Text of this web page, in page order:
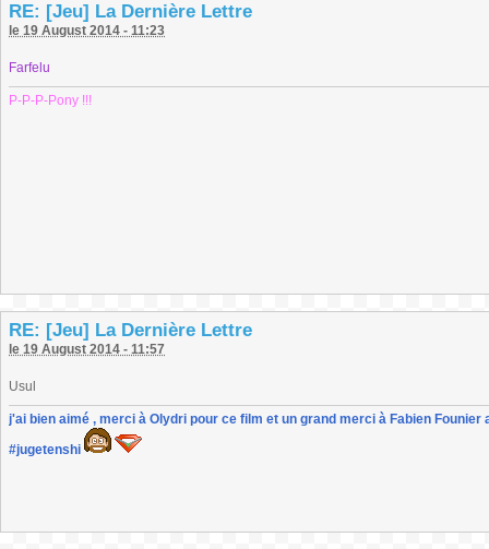
RE: [Jeu] La Dernière Lettre
le 19 August 2014 - 11:23
Farfelu
P-P-P-Pony !!!
RE: [Jeu] La Dernière Lettre
le 19 August 2014 - 11:57
Usul
j'ai bien aimé , merci à Olydri pour ce film et un grand merci à Fabien
#jugetenshi